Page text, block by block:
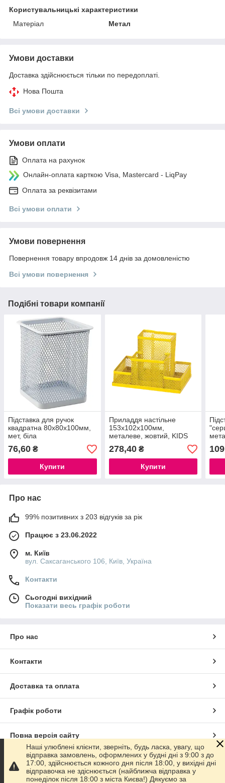
Користувальницькі характеристики
Матеріал
Метал
Умови доставки
Доставка здійснюється тільки по передоплаті.
Нова Пошта
Всі умови доставки
Умови оплати
Оплата на рахунок
Онлайн-оплата карткою Visa, Mastercard - LiqPay
Оплата за реквізитами
Всі умови оплати
Умови повернення
Повернення товару впродовж 14 днів за домовленістю
Всі умови повернення
Подібні товари компанії
Підставка для ручок
квадратна 80х80х100мм,
мет, біла
76,60 ₴
Купити
Приладдя настільне
153x102x100мм,
металеве, жовтий, KIDS
Line
278,40₴
Купити
Line
Про нас
99% позитивних з 203 відгуків за рік
Працює з 23.06.2022
м. Київ
вул. Саксаганського 106, Київ, Україна
Контакти
Сьогодні вихідний
Показати весь графік роботи
Про нас
Контакти
Доставка та оплата
Графік роботи
Повна версія сайту
Сайт створено на маркетплейсіProm.ua
Наші улюблені клієнти, зверніть, будь ласка, увагу, що
відправка замовлень, оформлених у будні дні з 9:00 з до
17:00, здійснюється кожного дня після 18:00, у вихідні дні
відправочка не здіснюється (найближча відправка у
понеділок після 18:00 з міста Києва!) Дякуємо за